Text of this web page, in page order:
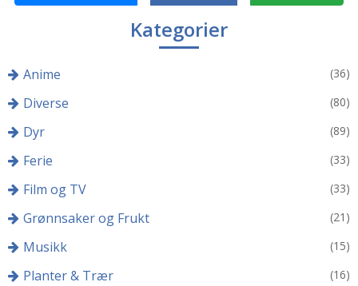
Kategorier
Anime (36)
Diverse (80)
Dyr (89)
Ferie (33)
Film og TV (33)
Grønnsaker og Frukt (21)
Musikk (15)
Planter & Trær (16)